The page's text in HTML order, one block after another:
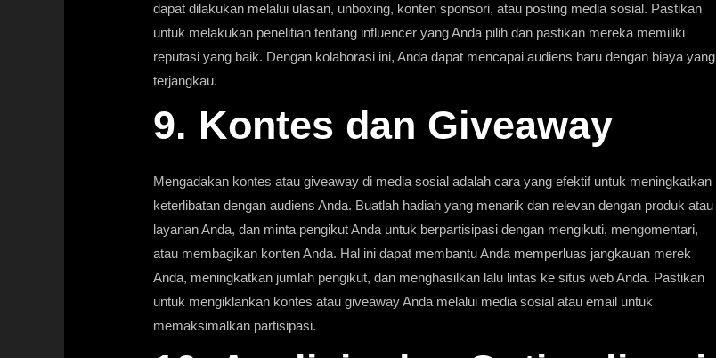
dapat dilakukan melalui ulasan, unboxing, konten sponsori, atau posting media sosial. Pastikan
untuk melakukan penelitian tentang influencer yang Anda pilih dan pastikan mereka memiliki
reputasi yang baik. Dengan kolaborasi ini, Anda dapat mencapai audiens baru dengan biaya yang
terjangkau.
9. Kontes dan Giveaway
Mengadakan kontes atau giveaway di media sosial adalah cara yang efektif untuk meningkatkan
keterlibatan dengan audiens Anda. Buatlah hadiah yang menarik dan relevan dengan produk atau
layanan Anda, dan minta pengikut Anda untuk berpartisipasi dengan mengikuti, mengomentari,
atau membagikan konten Anda. Hal ini dapat membantu Anda memperluas jangkauan merek
Anda, meningkatkan jumlah pengikut, dan menghasilkan lalu lintas ke situs web Anda. Pastikan
untuk mengiklankan kontes atau giveaway Anda melalui media sosial atau email untuk
memaksimalkan partisipasi.